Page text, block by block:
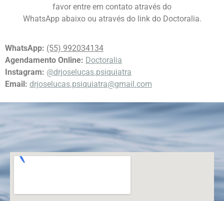
favor entre em contato através do
WhatsApp abaixo ou através do link do Doctoralia.
WhatsApp: (55) 992034134
Agendamento Online: Doctoralia
Instagram: @drjoselucas.psiquiatra
Email: drjoselucas.psiquiatra@gmail.com